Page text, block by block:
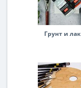
Грунт и лак